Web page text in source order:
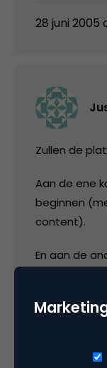
28 juni 2005
Zullen de
Aan de ene
beginnen
content).
En aan de
Beetje raar…
28 juni 2005